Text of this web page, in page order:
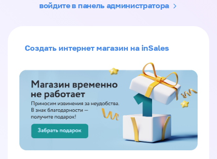
войдите в панель администратора
Создать интернет магазин на inSales